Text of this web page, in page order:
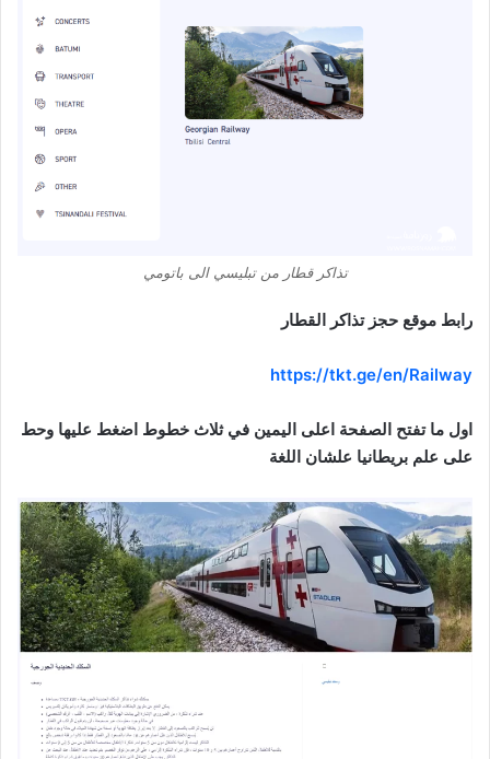
تذاكر قطار من تبليسي الى باتومي
رابط موقع حجز تذاكر القطار
https://tkt.ge/en/Railway
اول ما تفتح الصفحة اعلى اليمين في ثلاث خطوط اضغط عليها وحط
على علم بريطانيا علشان اللغة